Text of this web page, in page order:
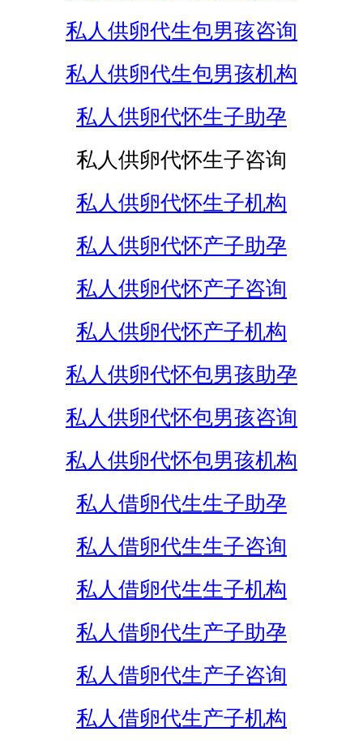
私人供卵代生包男孩咨询
私人供卵代生包男孩机构
私人供卵代怀生子助孕
私人供卵代怀生子咨询
私人供卵代怀生子机构
私人供卵代怀产子助孕
私人供卵代怀产子咨询
私人供卵代怀产子机构
私人供卵代怀包男孩助孕
私人供卵代怀包男孩咨询
私人供卵代怀包男孩机构
私人借卵代生生子助孕
私人借卵代生生子咨询
私人借卵代生生子机构
私人借卵代生产子助孕
私人借卵代生产子咨询
私人借卵代生产子机构